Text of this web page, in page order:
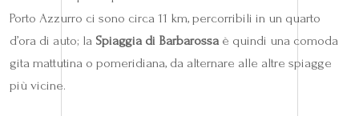
Porto Azzurro ci sono circa 11 km, percorribili in un quarto
d’ora di auto; la Spiaggia di Barbarossaè quindi una comoda
gita mattutina o pomeridiana, da alternare alle altre spiagge
più vicine.